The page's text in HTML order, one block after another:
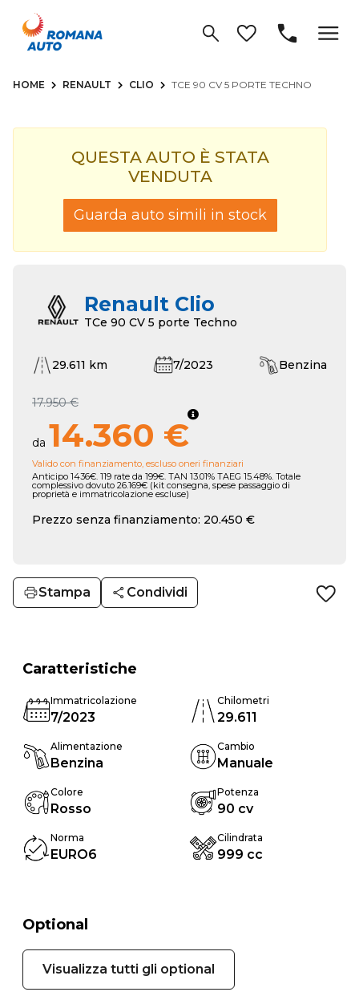
HOME RENAULT CLIO TCE 90 CV 5 PORTE TECHNO
QUESTA AUTO È STATA
VENDUTA
Guarda auto simili in stock
Renault Clio
TCe 90 CV 5 porte Techno
29.611 km 7/2023 Benzina
17.950 €
da 14.360 €
Valido con finanziamento, escluso oneri finanziari
Anticipo 1436€. 119 rate da 199€. TAN 13.01% TAEG 15.48%. Totale
complessivo dovuto 26.169€ (kit consegna, spese passaggio di
proprietà e immatricolazione escluse)
Prezzo senza finanziamento: 20.450 €
Stampa Condividi
Caratteristiche
Immatricolazione
7/2023
Chilometri
29.611
Alimentazione
Benzina
Cambio
Manuale
Colore
Rosso
Potenza
90 cv
Norma
EURO6
Cilindrata
999 cc
Optional
Visualizza tutti gli optional